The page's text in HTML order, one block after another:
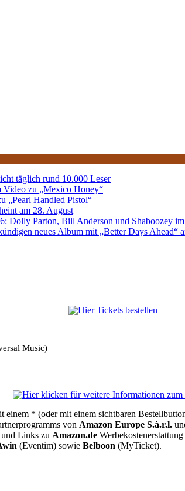
täglich rund 10.000 Leser
Video zu „Mexico Honey“
„Pearl Handled Pistol“
am 28. August
Dolly Parton, Bill Anderson und Shaboozey
neues Album mit „Better Days Ahead“
Music)
* (oder mit einem sichtbaren
von Amazon Europe S.à.r.l.
Links zu Amazon.de
(Eventim) sowie Belboon (MyTicket).